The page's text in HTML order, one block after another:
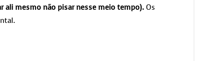
ali mesmo não pisar nesse meio tempo). Os